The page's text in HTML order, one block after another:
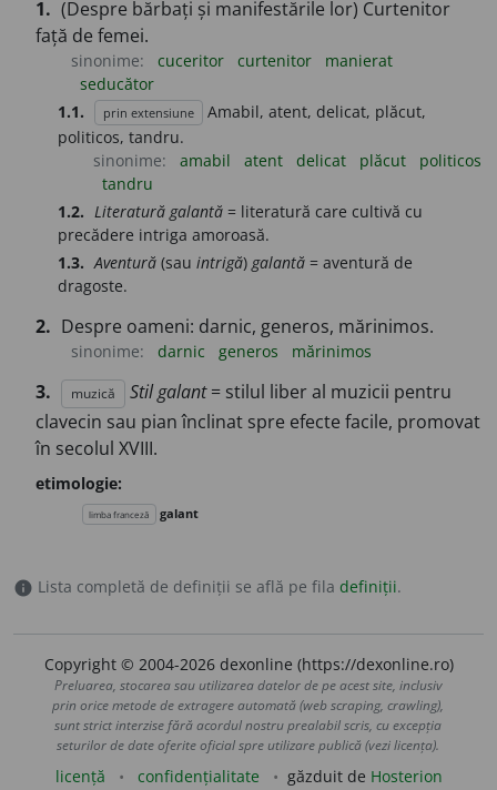
1. (Despre bărbați și manifestările lor) Curtenitor
față de femei.
sinonime: cuceritor curtenitor
manierat
seducător
1.1.
prin extensiune
Amabil, atent, delicat, plăcut,
politicos, tandru.
sinonime:
amabil atent delicat plăcut
politicos
tandru
1.2. Literatură galantă = literatură care cultivă cu
precădere intriga amoroasă.
1.3. Aventură (sau intrigă) galantă = aventură de
dragoste.
2. Despre oameni: darnic, generos, mărinimos.
sinonime: darnic generos mărinimos
3. muzică Stil galant= stilul liber al muzicii pentru
clavecin sau pian înclinat spre efecte facile, promovat
în secolul XVIII.
etimologie:
limba franceză galant
info Lista completă de definiții se află pe fila definiții.
Copyright © 2004-2026 dexonline (https://dexonline.ro)
Preluarea, stocarea sau utilizarea datelor de pe acest site, inclusiv
prin orice metode de extragere automată (web scraping, crawling),
sunt strict interzise fără acordul nostru prealabil scris, cu excepția
seturilor de date oferite oficial spre utilizare publică (vezi licența).
licență confidențialitate găzduit de Hosterion